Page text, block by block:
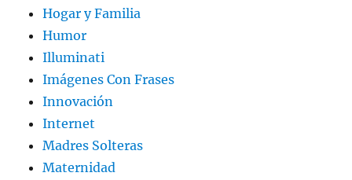
Hogar y Familia
Humor
Illuminati
Imágenes Con Frases
Innovación
Internet
Madres Solteras
Maternidad